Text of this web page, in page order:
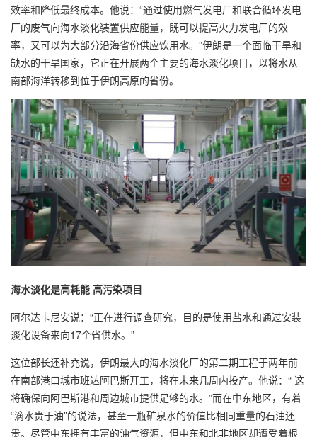
效率和降低最终成本。他说：“通过使用燃气发电厂和联合循环发电
厂的废气向海水淡化装置供应能量，既可以提高火力发电厂的效
率，又可以为大部分沿海省份供应饮用水。”伊朗是一个面临干旱和
缺水的干旱国家，它正在开展两个主要的海水淡化项目，以将水从
南部海洋转移到位于伊朗高原的省份。
海水淡化是高耗能 高污染项目
阿尔达卡尼安说：“正在进行调查研究，目的是使用盐水和通过安装
淡化设备来向17个省供水。”
这位部长还补充说，伊朗最大的海水淡化厂的第二期工程于两年前
在南部港口城市班达阿巴斯开工，将在未来几周内投产。他说：“ 这
将确保向阿巴斯港和周边城市提供足够的水。”而在中东地区，有着
“滴水贵于油”的说法，甚至一瓶矿泉水的价值比相同重量的石油还
贵。尽管中东拥有丰富的油气资源，但中东和北非地区却遭受着根